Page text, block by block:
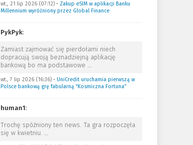
wt., 21 lip 2026 (07:12)• Zakup eSIM w aplikacji Banku
Millennium wyróżniony przez Global Finance
PykPyk:
Zamiast zajmować się pierdołami niech
dopracują swoją beznadziejną aplikację
bankową bo ma podstawowe …
wt., 7 lip 2026 (16:36)• UniCredit uruchamia pierwszą w
Polsce bankową grę fabularną “Kosmiczna Fortuna”
human1:
Trochę spóźniony ten news. Ta gra rozpoczęła
się w kwietniu. …